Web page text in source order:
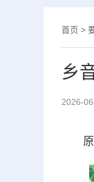
首页 >
乡
2026-
原标